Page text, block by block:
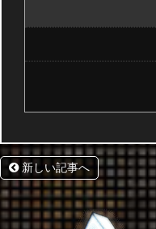
新しい記事へ